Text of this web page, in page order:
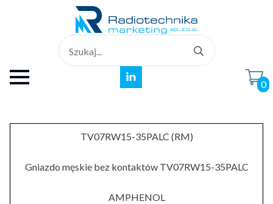
for:
0
TV07RW15-35PALC (RM)
Gniazdo męskie bez kontaktów TV07RW15-35PALC
AMPHENOL